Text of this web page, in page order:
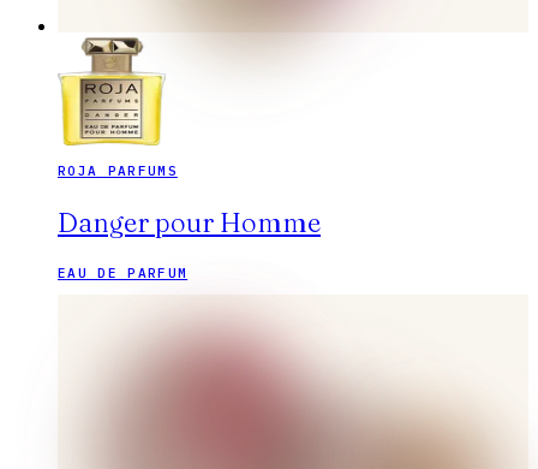
ROJA PARFUMS
Danger pour Homme
EAU DE PARFUM